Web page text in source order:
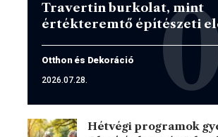
Travertin burkolat, mint
értékteremtő építészeti
Otthon és Dekoráció
2026.07.28.
Hétvégi programok